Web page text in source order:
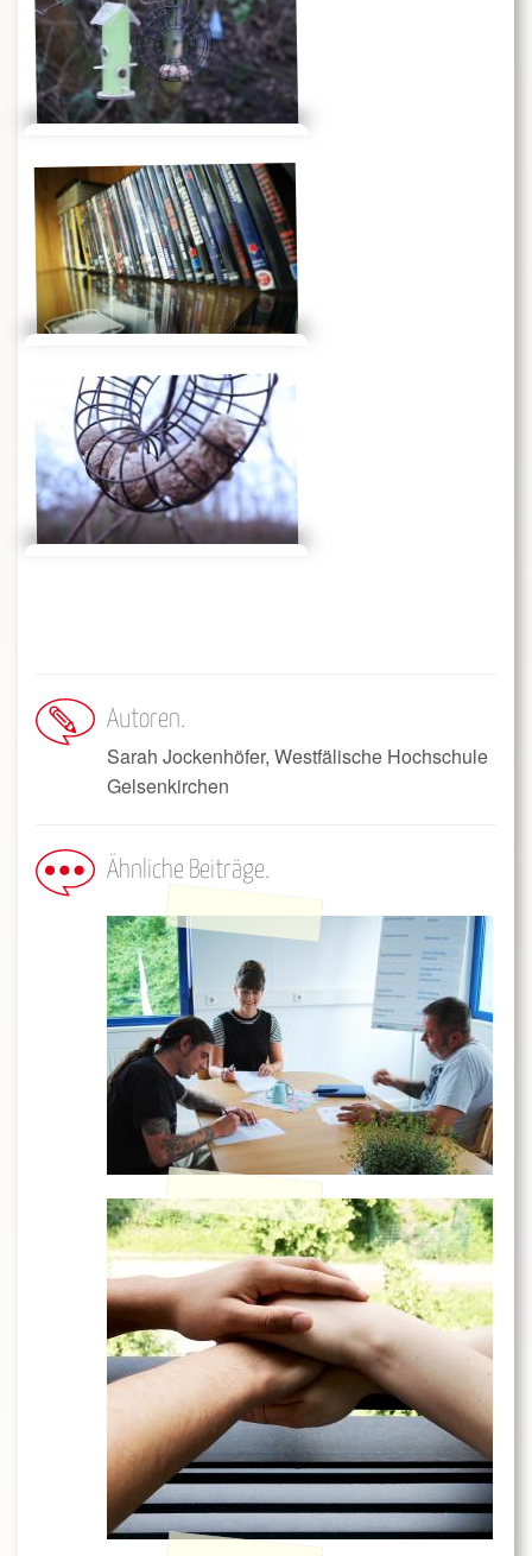
Autoren
Sarah Jockenhöfer, Westfälische Hochschule
Gelsenkirchen
Ähnliche Beiträge